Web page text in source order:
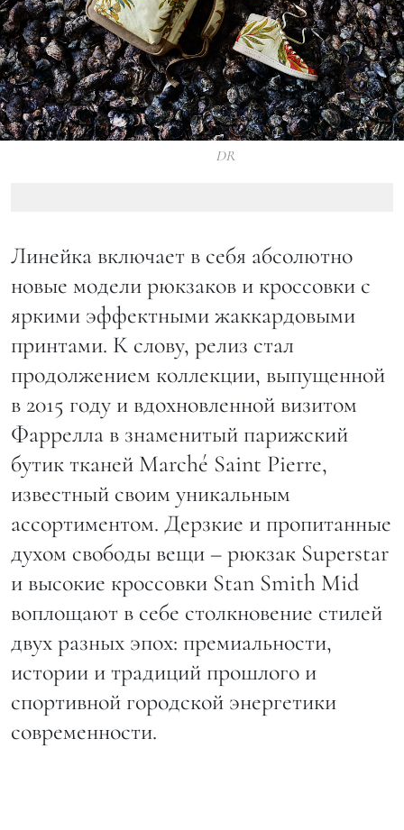
DR
Линейка включает в себя абсолютно
новые модели рюкзаков и кроссовки с
яркими эффектными жаккардовыми
принтами. К слову, релиз стал
продолжением коллекции, выпущенной
в 2015 году и вдохновленной визитом
Фаррелла в знаменитый парижский
бутик тканей Marché Saint Pierre,
известный своим уникальным
ассортиментом. Дерзкие и пропитанные
духом свободы вещи – рюкзак Superstar
и высокие кроссовки Stan Smith Mid
воплощают в себе столкновение стилей
двух разных эпох: премиальности,
истории и традиций прошлого и
спортивной городской энергетики
современности.